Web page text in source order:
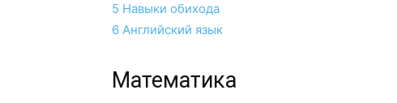
5 Навыки обихода
6 Английский язык
Математика